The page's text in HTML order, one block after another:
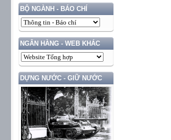
BỘ NGÀNH - BÁO CHÍ
NGÂN HÀNG - WEB KHÁC
DỰNG NƯỚC - GIỮ NƯỚC